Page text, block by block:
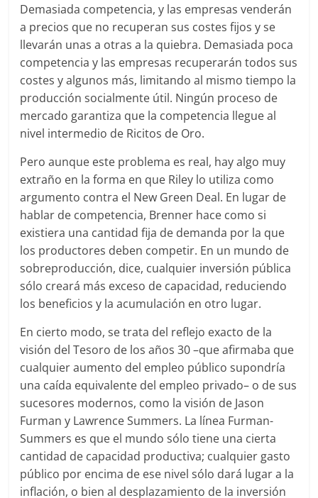
Demasiada competencia, y las empresas venderán
a precios que no recuperan sus costes fijos y se
llevarán unas a otras a la quiebra. Demasiada poca
competencia y las empresas recuperarán todos sus
costes y algunos más, limitando al mismo tiempo la
producción socialmente útil. Ningún proceso de
mercado garantiza que la competencia llegue al
nivel intermedio de Ricitos de Oro.
Pero aunque este problema es real, hay algo muy
extraño en la forma en que Riley lo utiliza como
argumento contra el New Green Deal. En lugar de
hablar de competencia, Brenner hace como si
existiera una cantidad fija de demanda por la que
los productores deben competir. En un mundo de
sobreproducción, dice, cualquier inversión pública
sólo creará más exceso de capacidad, reduciendo
los beneficios y la acumulación en otro lugar.
En cierto modo, se trata del reflejo exacto de la
visión del Tesoro de los años 30 –que afirmaba que
cualquier aumento del empleo público supondría
una caída equivalente del empleo privado– o de sus
sucesores modernos, como la visión de Jason
Furman y Lawrence Summers. La línea Furman-
Summers es que el mundo sólo tiene una cierta
cantidad de capacidad productiva; cualquier gasto
público por encima de ese nivel sólo dará lugar a la
inflación, o bien al desplazamiento de la inversión